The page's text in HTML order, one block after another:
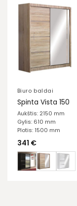
Biuro baldai
Spinta Vista 150
Aukštis: 2150 mm
Gylis: 610 mm
Plotis: 1500 mm
341 €